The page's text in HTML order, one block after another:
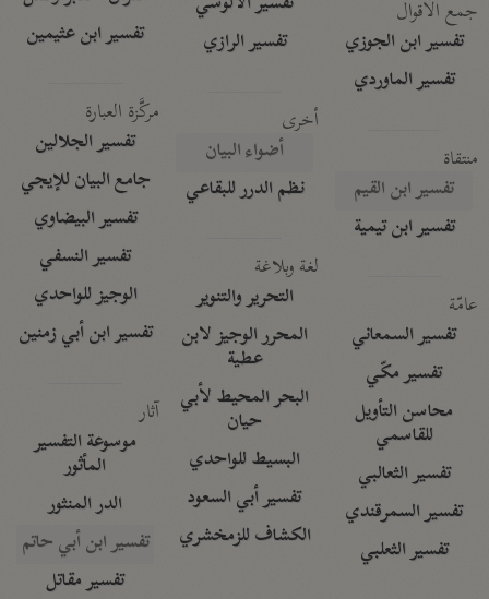
جمع الأقوال
تفسير ابن الجوزي
تفسير الماوردي
منتقاة
تفسير ابن القيم
تفسير ابن تيمية
عامّة
تفسير السمعاني
تفسير مكّي
محاسن التأويل
للقاسمي
تفسير الثعالبي
تفسير السمرقندي
تفسير الثعلبي
تفسير الرازي
أخرى
أضواء البيان
نظم الدرر للبقاعي
لغة وبلاغة
التحرير والتنوير
المحرر الوجيز لابن
عطية
البحر المحيط لأبي
حيان
البسيط للواحدي
تفسير أبي السعود
الكشاف للزمخشري
تفسير ابن عثيمين
مركَّزة العبارة
تفسير الجلالين
جامع البيان للإيجي
تفسير البيضاوي
تفسير النسفي
الوجيز للواحدي
تفسير ابن أبي زمنين
آثار
موسوعة التفسير
المأثور
الدر المنثور
تفسير ابن أبي حاتم
تفسير مقاتل